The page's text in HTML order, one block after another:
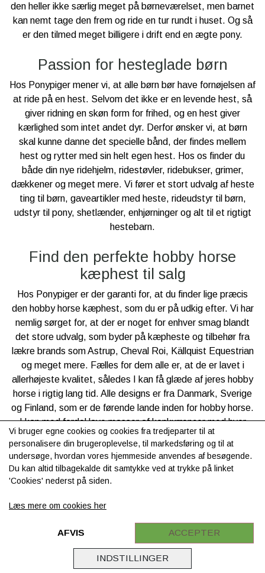
den heller ikke særlig meget på børneværelset, men barnet
kan nemt tage den frem og ride en tur rundt i huset. Og så
er den tilmed meget billigere i drift end en ægte pony.
Passion for hesteglade børn
Hos Ponypiger mener vi, at alle børn bør have fornøjelsen af
at ride på en hest. Selvom det ikke er en levende hest, så
giver ridning en skøn form for frihed, og en hest giver
kærlighed som intet andet dyr. Derfor ønsker vi, at børn
skal kunne danne det specielle bånd, der findes mellem
hest og rytter med sin helt egen hest. Hos os finder du
både din nye ridehjelm, ridestøvler, ridebukser, grimer,
dækkener og meget mere. Vi fører et stort udvalg af heste
ting til børn, gaveartikler med heste, rideudstyr til børn,
udstyr til pony, shetlænder, enhjørninger og alt til et rigtigt
hestebarn.
Find den perfekte hobby horse
kæphest til salg
Hos Ponypiger er der garanti for, at du finder lige præcis
den hobby horse kæphest, som du er på udkig efter. Vi har
nemlig sørget for, at der er noget for enhver smag blandt
det store udvalg, som byder på kæpheste og tilbehør fra
lækre brands som Astrup, Cheval Roi, Källquist Equestrian
og meget mere. Fælles for dem alle er, at de er lavet i
allerhøjeste kvalitet, således I kan få glæde af jeres hobby
horse i rigtig lang tid. Alle designs er fra Danmark, Sverige
og Finland, som er de førende lande inden for hobby horse.
I kan med fordel lave masser af konkurrencer med hver
jeres hobby horse og sørge for at passe godt på dem, når
de skal have en pause. Med den perfekte hobby horse er
det kun fantasien, der sætter grænser for, hvad dig og dit
barn kan lave, og måske får han eller hun chancen for at
Hurtig levering og service
Udover vores ønske om at tilbyde alt inden for udstyr til
pony og rytter har vi hos Ponypiger også et ønske om at
Vi bruger egne cookies og cookies fra tredjeparter til at
personalisere din brugeroplevelse, til markedsføring og til at
undersøge, hvordan vores hjemmeside anvendes af besøgende.
Du kan altid tilbagekalde dit samtykke ved at trykke på linket
'Cookies' nederst på siden.
Læs mere om cookies her
INDSTILLINGER
AFVIS ACCEPTER